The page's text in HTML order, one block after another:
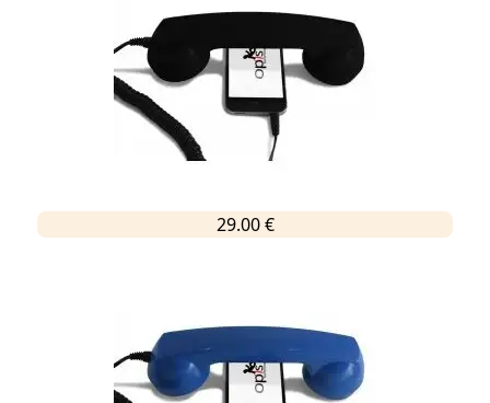
29.00 €